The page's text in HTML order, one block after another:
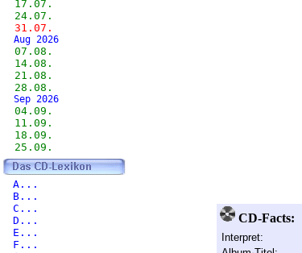
CD-Facts:
Interpret:
17.07.
24.07.
31.07.
Aug 2026
07.08.
14.08.
21.08.
28.08.
Sep 2026
04.09.
11.09.
18.09.
25.09.
A...
B...
C...
D...
E...
F...